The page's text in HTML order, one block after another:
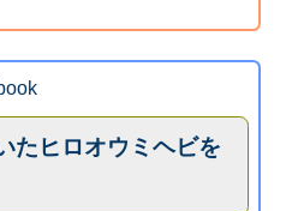
たヒロオウミヘビを